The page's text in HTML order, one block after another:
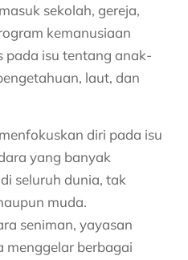
sekolah, gereja,
kemanusiaan
pada isu tentang anak-
laut, dan
diri pada isu
yang banyak
seluruh dunia, tak
muda.
seniman, yayasan
menggelar berbagai